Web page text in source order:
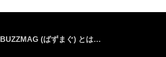
BUZZMAG (ばずまぐ) とは…